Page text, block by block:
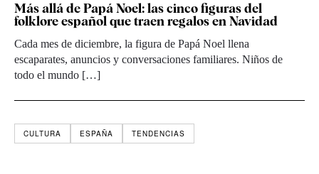
Más allá de Papá Noel: las cinco figuras del
folklore español que traen regalos en Navidad
Cada mes de diciembre, la figura de Papá Noel llena
escaparates, anuncios y conversaciones familiares. Niños de
todo el mundo […]
CULTURA ESPAÑA TENDENCIAS